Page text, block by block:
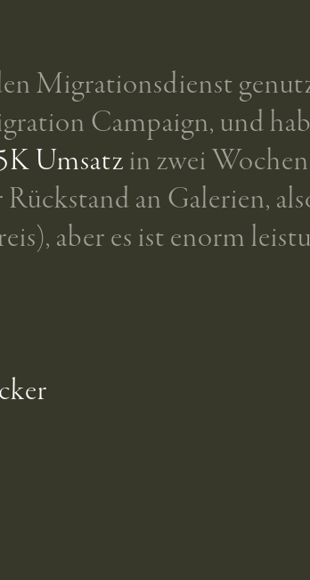
Migrationsdienst
Campaign, und
Umsatz in zwei
Rückstand an Galerien,
aber es ist enorm